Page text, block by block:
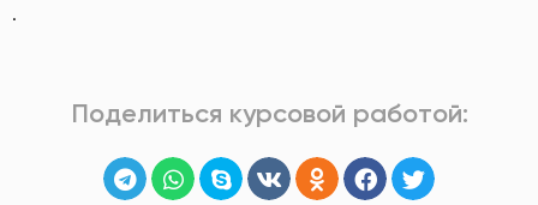
.
Поделиться курсовой работой: